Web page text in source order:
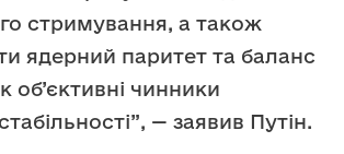
стримування, а також
ядерний паритет та баланс
об’єктивні чинники
— заявив Путін.